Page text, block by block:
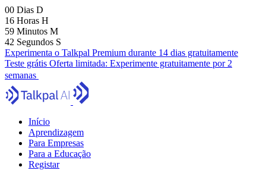
00 Dias D
16 Horas H
59 Minutos M
41 Segundos S
Experimenta o Talkpal Premium durante 14 dias gratuitamente
Teste grátis Oferta limitada: Experimente gratuitamente por 2
semanas
Início
Aprendizagem
Para Empresas
Para a Educação
Registar